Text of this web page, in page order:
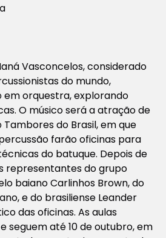
Vasconcelos, considerado
do mundo,
orquestra, explorando
O músico será a atração de
do Brasil, em que
farão oficinas para
do batuque. Depois de
representantes do grupo
baiano Carlinhos Brown, do
e do brasiliense Leander
das oficinas. As aulas
seguem até 10 de outubro, em